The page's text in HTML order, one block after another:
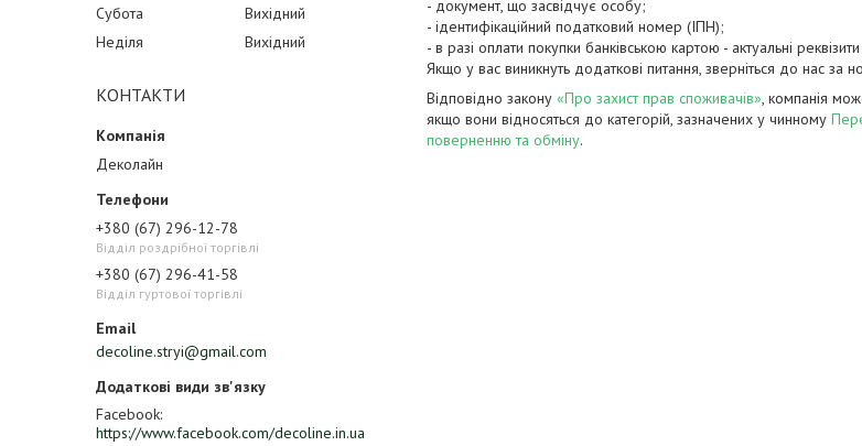
Субота
Вихідний
Неділя
Вихідний
КОНТАКТИ
Деколайн
+380 (67) 296-12-78
Відділ роздрібної торгівлі
+380 (67) 296-41-58
Відділ гуртової торгівлі
decoline.stryi@gmail.com
Facebook
https://www.facebook.com/decoline.in.ua
- документ, що засвідчує особу;
- ідентифікаційний податковий номер (ІПН);
- в разі оплати покупки банківською картою - актуальні
Якщо у вас виникнуть додаткові питання, зверніться до нас
Відповідно закону «Про захист прав споживачів», компанія
якщо вони відносяться до категорій, зазначених у чинному
поверненню та обміну.